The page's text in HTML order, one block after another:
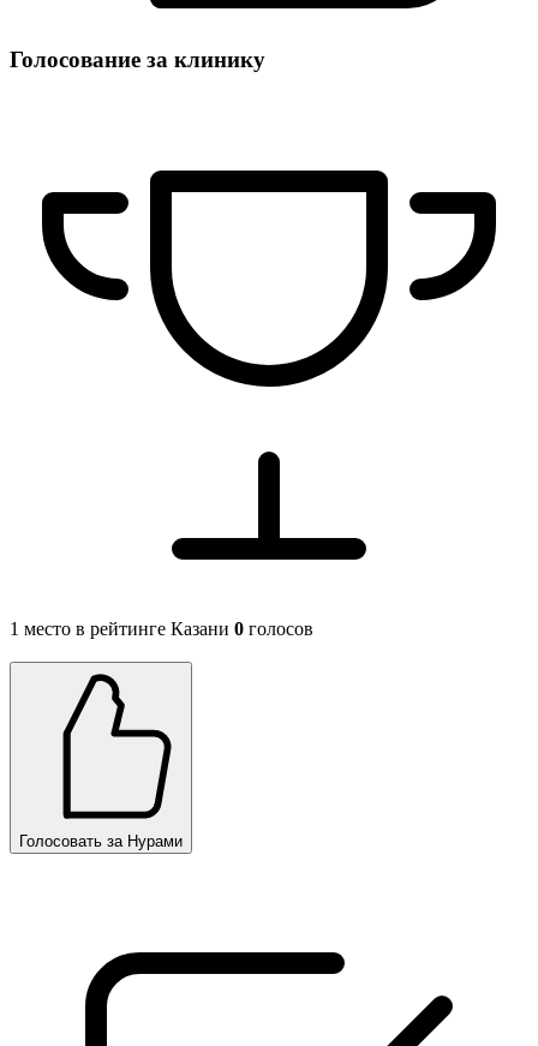
Голосование за клинику
1 место в рейтинге Казани 0 голосов
Голосовать за Нурами